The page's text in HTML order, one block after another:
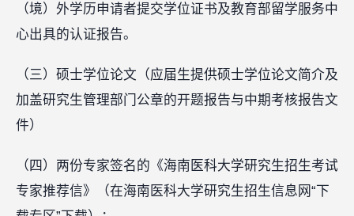
（境）外学历申请者提交学位证书及教育部留学服务中
心出具的认证报告。
（三）硕士学位论文（应届生提供硕士学位论文简介及
加盖研究生管理部门公章的开题报告与中期考核报告文
件）
（四）两份专家签名的《海南医科大学研究生招生考试
专家推荐信》（在海南医科大学研究生招生信息网“下